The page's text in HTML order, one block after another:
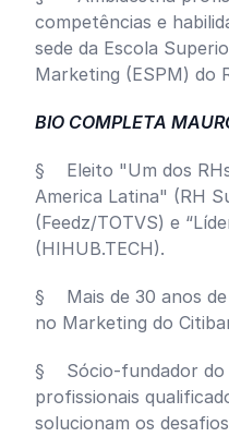
competências e
sede da Escola
Marketing (ESPM) do
BIO COMPLETA
§ Eleito "Um dos
America Latina" (RH
(Feedz/TOTVS) e
(HIHUB.TECH).
§ Mais de 30 anos de
no Marketing do
§ Sócio-fundador do
profissionais
solucionam os